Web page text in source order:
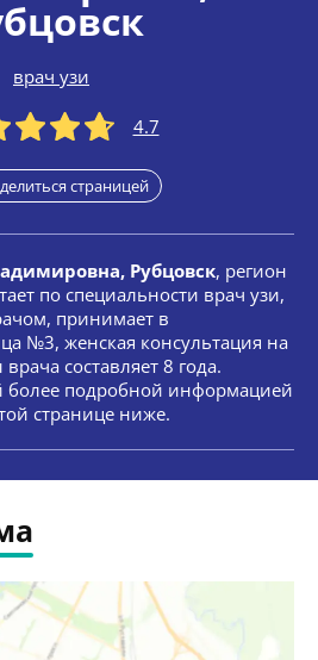
врач узи
4.7
страницей
Рубцовск, регион
по специальности врач узи,
принимает в
№3, женская консультация на
составляет 8 года.
более подробной информацией
странице ниже.